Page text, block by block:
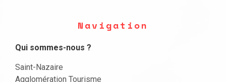
Navigation
Qui sommes-nous ?
Saint-Nazaire
Agglomération Tourisme